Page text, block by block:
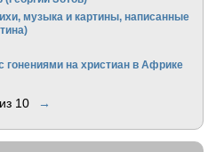
музыка и картины, написанные
на христиан в Африке
10 →